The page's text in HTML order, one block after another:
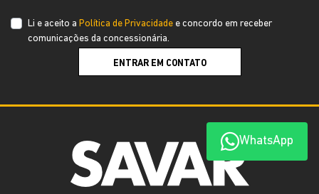
Li e aceito a Política de Privacidade e concordo em receber
comunicações da concessionária.
ENTRAR EM CONTATO
WhatsApp